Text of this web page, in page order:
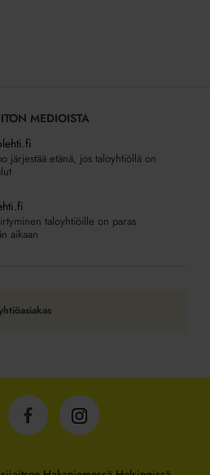
MEDIOISTA
järjestää etänä, jos taloyhtiöllä on
taloyhtiöille on paras
aikaan
Isännöintiliitto
Facebookissa
Isännöintiliitto
Instagrammissa